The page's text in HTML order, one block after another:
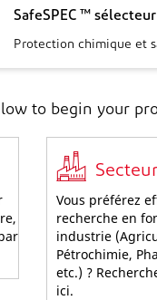
SafeSPEC ™
Protection chimique et
to begin your
Secteur
Vous préférez
recherche en
industrie
Pétrochimie,
etc.) ?
ici.